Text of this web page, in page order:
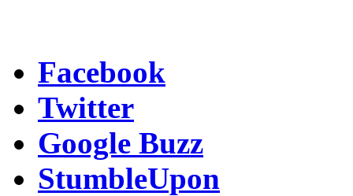
Facebook
Twitter
Google Buzz
StumbleUpon